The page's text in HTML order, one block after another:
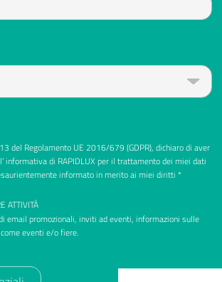
del Regolamento UE 2016/679 (GDPR), dichiaro di aver
informativa di RAPIDLUX per il trattamento dei miei dati
informato in merito ai miei diritti *
ATTIVITÀ
email promozionali, inviti ad eventi, informazioni sulle
eventi e/o fiere.